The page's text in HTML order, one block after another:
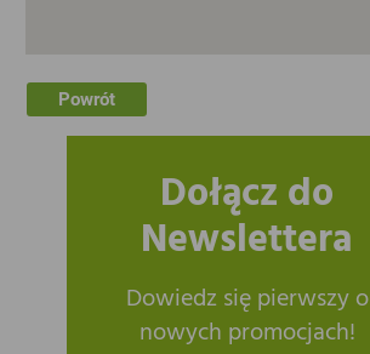
Powrót
Dołącz do
Newslettera
Dowiedz się pierwszy o
nowych promocjach!